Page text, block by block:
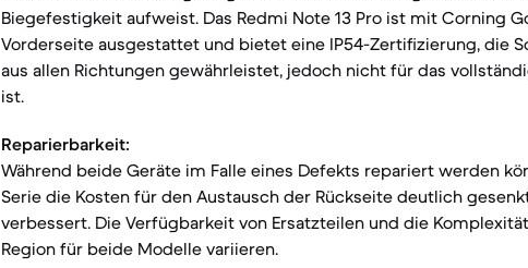
Biegefestigkeit aufweist. Das Redmi Note 13 Pro ist mit Corning
Vorderseite ausgestattet und bietet eine IP54-Zertifizierung, die
aus allen Richtungen gewährleistet, jedoch nicht für das
ist.
Reparierbarkeit:
Während beide Geräte im Falle eines Defekts repariert werden
Serie die Kosten für den Austausch der Rückseite deutlich
verbessert. Die Verfügbarkeit von Ersatzteilen und die
Region für beide Modelle variieren.